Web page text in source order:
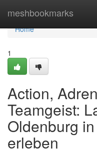
meshbookmarks
Home
Home
1
Action,
Teamgeist:
Oldenburg
erleben